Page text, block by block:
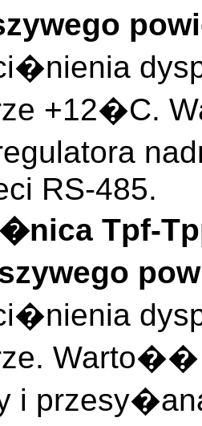
+12�C.
RS-485.
Tpf-
Warto��
i